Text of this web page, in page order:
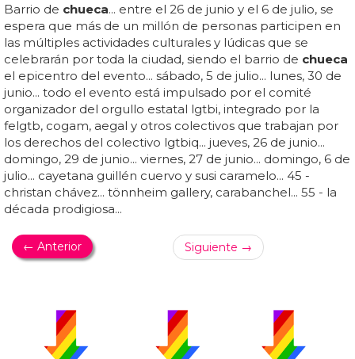
Barrio de chueca... entre el 26 de junio y el 6 de julio, se
espera que más de un millón de personas participen en
las múltiples actividades culturales y lúdicas que se
celebrarán por toda la ciudad, siendo el barrio de chueca
el epicentro del evento... sábado, 5 de julio... lunes, 30 de
junio... todo el evento está impulsado por el comité
organizador del orgullo estatal lgtbi, integrado por la
felgtb, cogam, aegal y otros colectivos que trabajan por
los derechos del colectivo lgtbiq... jueves, 26 de junio...
domingo, 29 de junio... viernes, 27 de junio... domingo, 6 de
julio... cayetana guillén cuervo y susi caramelo... 45 -
christan chávez... tönnheim gallery, carabanchel... 55 - la
década prodigiosa...
← Anterior Siguiente →